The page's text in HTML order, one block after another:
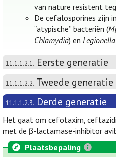
van nature resistent
De cefalosporines zijn
“atypische” bacteriën (
Chlamydia) en
11.1.1.2.1. Eerste generatie
11.1.1.2.2. Tweede generatie
11.1.1.2.3. Derde generatie
Het gaat om cefotaxim,
met de β-lactamase-inhibitor
Plaatsbepaling